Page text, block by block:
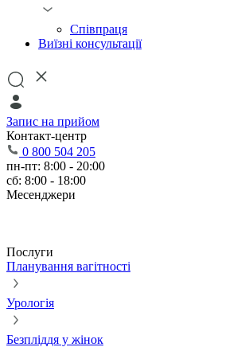
Співпраця
Виїзні консультації
Запис на прийом
Контакт-центр
0 800 504 205
пн-пт: 8:00 - 20:00
сб: 8:00 - 18:00
Месенджери
Послуги
Планування вагітності
Урологія
Безпліддя у жінок